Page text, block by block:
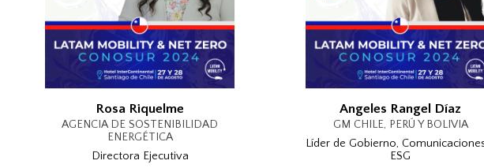
Rosa Riquelme
AGENCIA DE SOSTENIBILIDAD
ENERGÉTICA
Directora Ejecutiva
Angeles Rangel Díaz
GM CHILE, PERÚ Y BOLIVIA
Líder de Gobierno,
ESG